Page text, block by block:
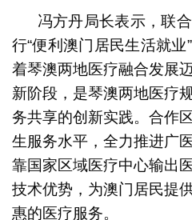
冯方丹局长表示，联
行“便利澳门居民生活就
着琴澳两地医疗融合发展
新阶段，是琴澳两地医疗
务共享的创新实践。合作
生服务水平，全力推进广
靠国家区域医疗中心输出
技术优势，为澳门居民提
惠的医疗服务。